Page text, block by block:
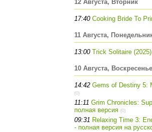
12 Августа, Вторник
17:40 Cooking Bride To
11 Августа,
13:00 Trick Solitaire
10 Августа, Воскресенье
14:42 Gems of Destiny 5:
(0)
11:11 Grim Chronicles:
полная версия (0)
09:31 Relaxing Time 3:
- полная версия на